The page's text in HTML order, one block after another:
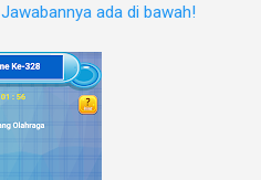
Jawabannya ada di bawah!